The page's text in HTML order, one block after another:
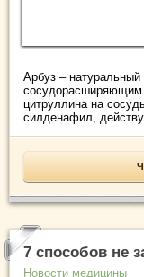
Арбуз – натуральный
цитруллина на
силденафил,
7 способов не
Новости медицины